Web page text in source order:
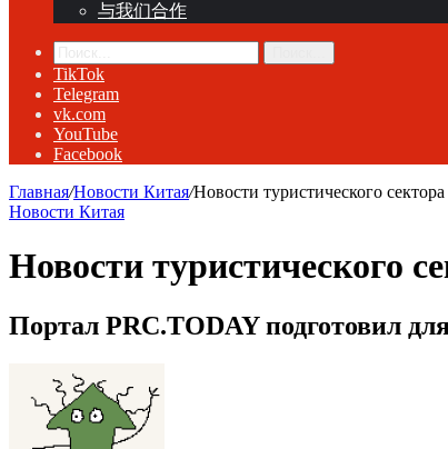
与我们合作
TikTok
Telegram
vk.com
YouTube
Facebook
Главная/Новости Китая/Новости туристического
Новости Китая
Новости туристического
Портал PRC.TODAY подготовил